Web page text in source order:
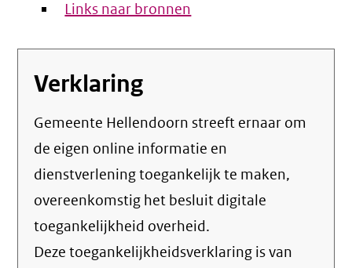
Links naar bronnen
Verklaring
Gemeente Hellendoorn streeft ernaar om
de eigen online informatie en
dienstverlening toegankelijk te maken,
overeenkomstig het besluit digitale
toegankelijkheid overheid.
Deze toegankelijkheidsverklaring is van